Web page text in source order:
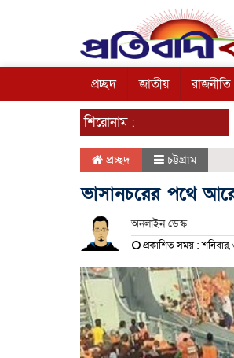
প্রচ্ছদ জাতীয় রাজনীতি
শিরোনাম :
প্রচ্ছদ চট্টগ্রাম
ভাসানচরের পথে
অনলাইন ডেস্ক
প্রকাশিত সময় :